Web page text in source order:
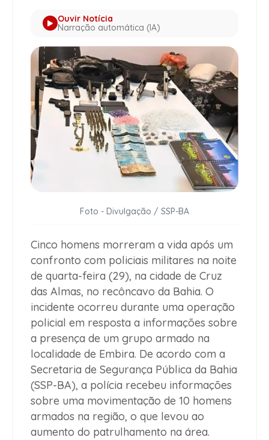
Ouvir Notícia
Narração automática (IA)
Foto - Divulgação / SSP-BA
Cinco homens morreram a vida após um
confronto com policiais militares na noite
de quarta-feira (29), na cidade de Cruz
das Almas, no recôncavo da Bahia. O
incidente ocorreu durante uma operação
policial em resposta a informações sobre
a presença de um grupo armado na
localidade de Embira. De acordo com a
Secretaria de Segurança Pública da Bahia
(SSP-BA), a polícia recebeu informações
sobre uma movimentação de 10 homens
armados na região, o que levou ao
aumento do patrulhamento na área.